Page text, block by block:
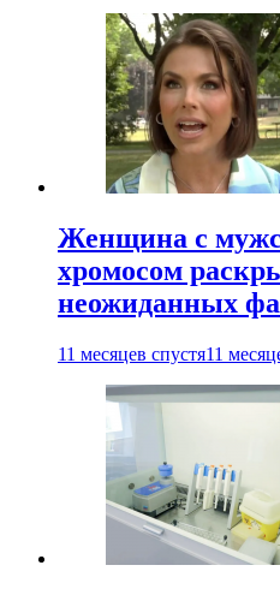
Женщина с
хромосом
неожиданных
11 месяцев спустя11